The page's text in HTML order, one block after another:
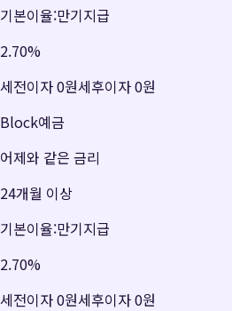
기본이율:만기지급
2.70%
세전이자0원세후이자0원
Block예금
어제와 같은 금리
24개월 이상
기본이율:만기지급
2.70%
세전이자0원세후이자0원